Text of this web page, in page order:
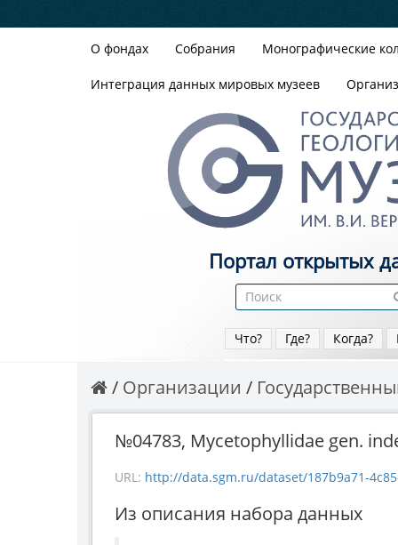
О фондах Собрания Монографические
Интеграция данных мировых музеев
Портал открытых
Что? Где? Когда?
Организации
№04783, Mycetophyllidae gen.
URL: http://data.sgm.ru/dataset/187b9a71-4c85-
Из описания набора данных